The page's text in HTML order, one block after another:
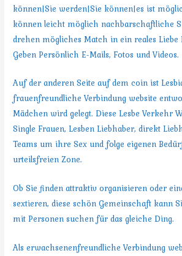
können|Sie werden|Sie können|es ist
können leicht möglich nachbarschaftliche
drehen mögliches Match in ein reales Liebe
Geben Persönlich E-Mails, Fotos und Videos.
Auf der anderen Seite auf dem coin ist
frauenfreundliche Verbindung website
Mädchen wird gelegt. Diese Lesbe Verkehr
Single Frauen, Lesben Liebhaber, direkt
Teams um ihre Sex und folge eigenen
urteilsfreien Zone.
Ob Sie finden attraktiv organisieren oder
sextieren, diese schön Gemeinschaft kann
mit Personen suchen für das gleiche Ding.
Als erwachsenenfreundliche Verbindung